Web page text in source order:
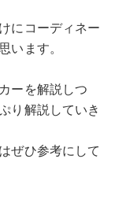
にコーディネー
います。
ーを解説しつ
り解説していき
ぜひ参考にして